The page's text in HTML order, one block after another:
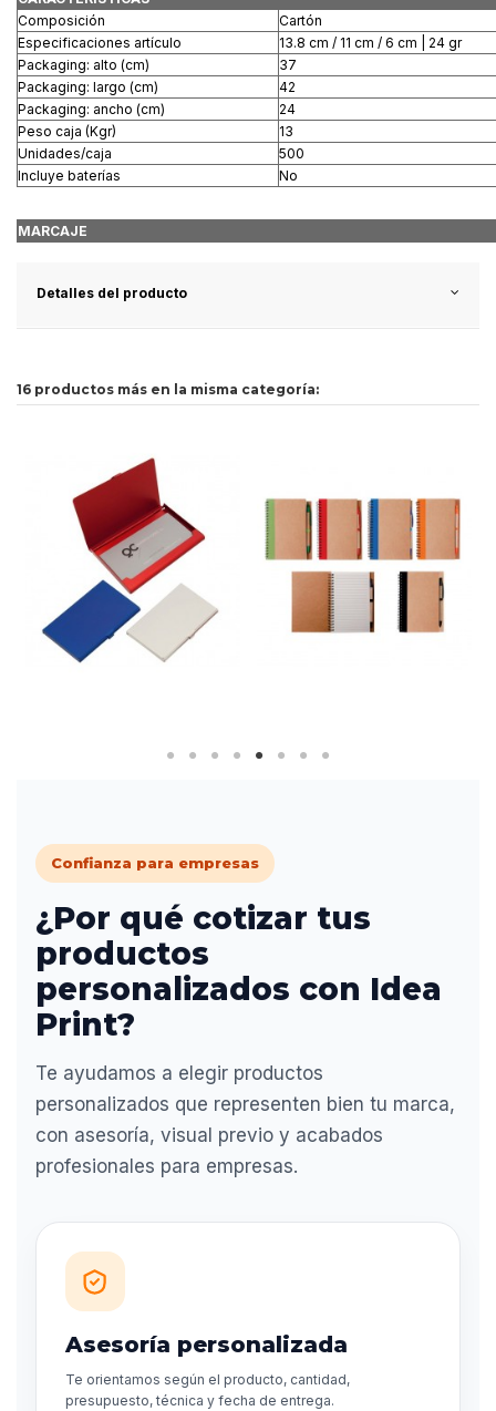
Composición
Cartón
Especificaciones artículo
13.8 cm / 11 cm / 6 cm | 24 gr
Packaging: alto (cm)
37
Packaging: largo (cm)
42
Packaging: ancho (cm)
24
Peso caja (Kgr)
13
Unidades/caja
500
Incluye baterías
No
MARCAJE
Detalles del producto
16 productos más en la misma categoría:
Confianza para empresas
¿Por qué cotizar tus
productos
personalizados con Idea
Print?
Te ayudamos a elegir productos
personalizados que representen bien tu marca,
con asesoría, visual previo y acabados
profesionales para empresas.
Asesoría personalizada
Te orientamos según el producto, cantidad,
presupuesto, técnica y fecha de entrega.